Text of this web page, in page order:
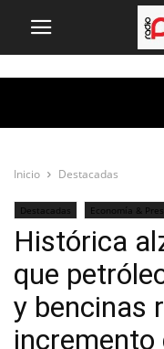
Inicio Destacadas
Destacadas Economía &
Histórica
que
y bencinas
incremento